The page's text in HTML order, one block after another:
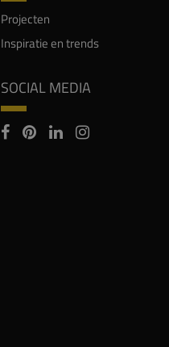
Projecten
Inspiratie en trends
SOCIAL MEDIA